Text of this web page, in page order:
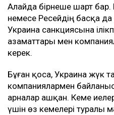
Алайда бірнеше шарт
немесе Ресейдің басқа
Украина санкциясына
азаматтары мен
керек.
Бұған қоса, Украина жүк
компаниялармен
арналар ашқан. Кеме
үшін өз кемелері туралы